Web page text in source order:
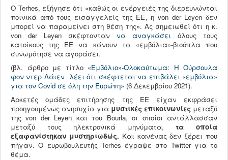
Ο Terhes, εξήγησε ότι «καθώς οι ενέργειές της διερευνώνται
ποινικά από τους εισαγγελείς της ΕΕ, η von der Leyen δεν
μπορεί να παραμείνει στη θέση της». Ας σημειωθεί ότι η κ.
von der Leyen σκέφτονταν να αναγκάσει όλους τους
κατοίκους της ΕΕ να κάνουν τα «εμβόλια»-βιοόπλα που
συνωμότησε να αγοράσει.
(βλ. άρθρο με τίτλο «Εμβόλιο»-Ολοκαύτωμα: Η Ούρσουλα
φον ντερ Λάιεν λέει ότι σκέφτεται να επιβάλει «εμβόλια»
για τον Covid σε όλη την Ευρώπη» (6 Δεκεμβρίου 2021).
Αρκετές ομάδες επιτήρησης της ΕΕ είχαν εκφράσει
προηγουμένως ανησυχία για μυστικές επικοινωνίες μεταξύ
της von der Leyen και του Bourla, οι οποίοι αντάλλασσαν
μεταξύ τους ηλεκτρονικά μηνύματα,τα οποία
εξαφανίστηκαν μυστηριωδώς. Και κανένας δεν ξέρει που
πήγαν. Ο ευρωβουλευτής Terhes έγραψε στο Twitter για το
θέμα.